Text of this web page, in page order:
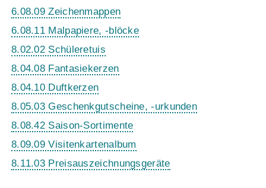
6.08.09 Zeichenmappen
6.08.11 Malpapiere, -blöcke
8.02.02 Schüleretuis
8.04.08 Fantasiekerzen
8.04.10 Duftkerzen
8.05.03 Geschenkgutscheine, -urkunden
8.08.42 Saison-Sortimente
8.09.09 Visitenkartenalbum
8.11.03 Preisauszeichnungsgeräte